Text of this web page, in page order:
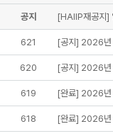
공지 [HAIIP재공지]
621 [공지] 2026년
620 [공지] 2026년
619 [완료] 2026년
618 [완료] 2026년